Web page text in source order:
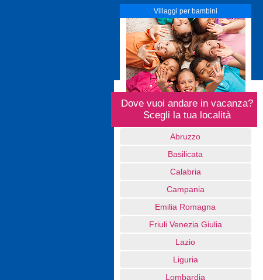
Villaggi per bambini
Dove vuoi andare in vacanza?
Scegli la tua località
Abruzzo
Basilicata
Calabria
Campania
Emilia Romagna
Friuli Venezia Giulia
Lazio
Liguria
Lombardia